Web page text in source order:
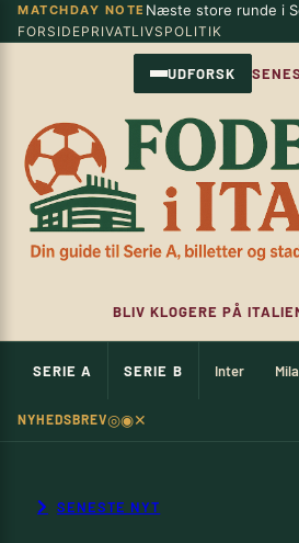
Spring
til
MATCHDAY NOTE Næste store runde i
FORSIDEPRIVATLIVSPOLITIK
UDFORSK
BLIV KLOGERE PÅ
SERIE A SERIE B Inter
NYHEDSBREV◎◉✕
SENESTE NYT